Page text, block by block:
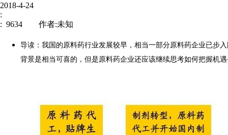
2018-4-24
:
: 9634 作者:未知
导读：我国的原料药行业发展较早，相当一部分原料药企业已步
背景是相当可喜的，但是原料药企业还应该继续思考如何把握机
制造地基：上海